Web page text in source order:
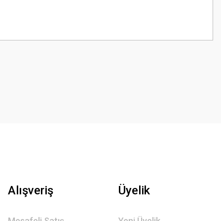
Alışveriş Üyelik